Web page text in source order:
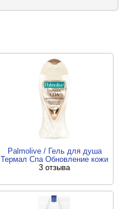
Palmolive / Гель для душа
Термал Спа Обновление кожи
3 отзыва